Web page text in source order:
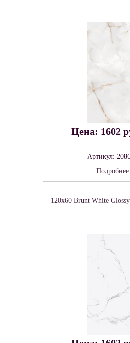
Цена: 1602
Артикул:
Подробнее
120x60 Brunt White